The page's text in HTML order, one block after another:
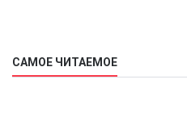
САМОЕ ЧИТАЕМОЕ